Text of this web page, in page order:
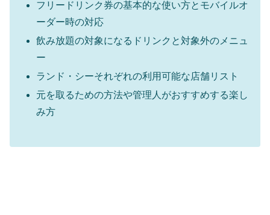
フリードリンク券の基本的な使い方とモバイルオ
ーダー時の対応
飲み放題の対象になるドリンクと対象外のメニュ
ー
ランド・シーそれぞれの利用可能な店舗リスト
元を取るための方法や管理人がおすすめする楽し
み方